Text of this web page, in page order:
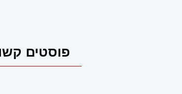
פוסטים